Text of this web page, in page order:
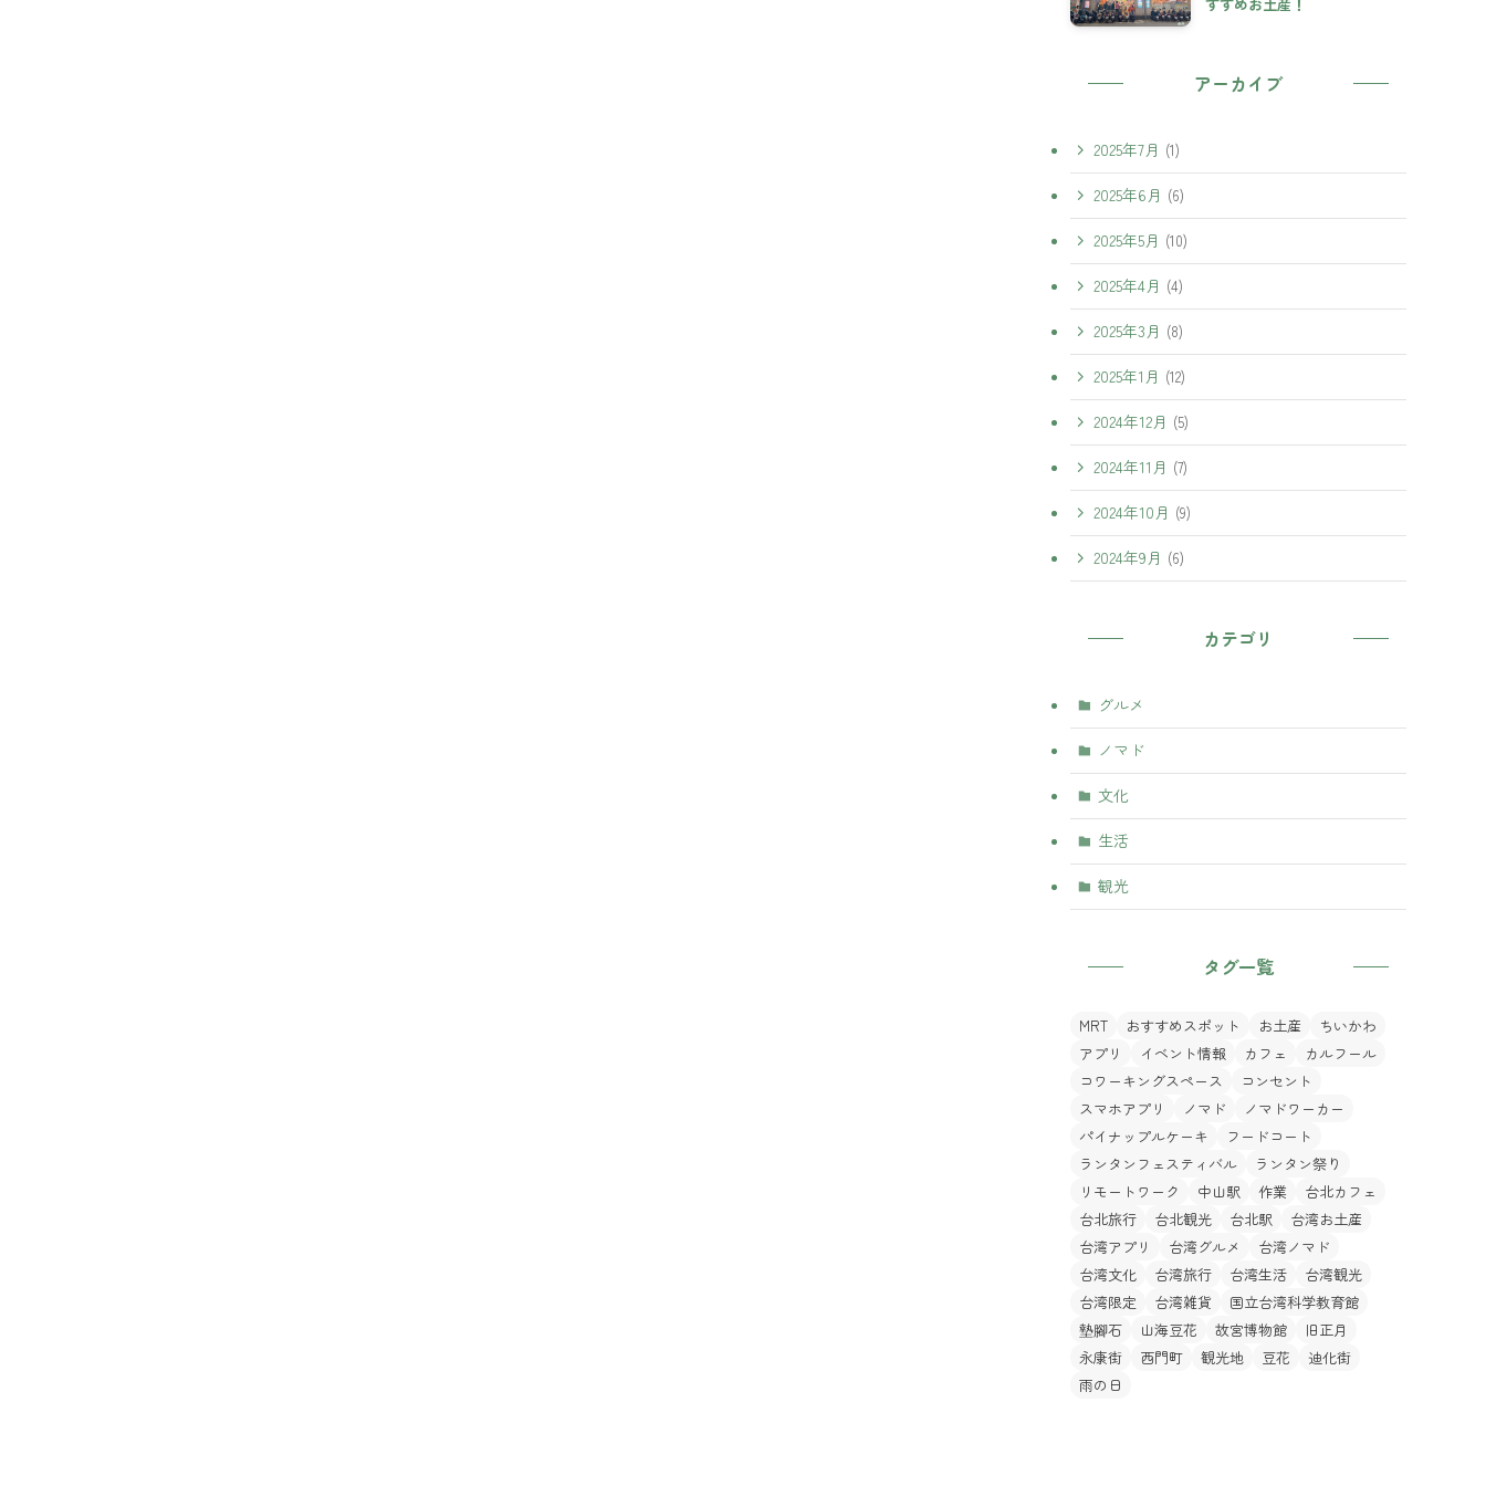
アーカイブ
2025年7月 (1)
2025年6月 (6)
2025年5月 (10)
2025年4月 (4)
2025年3月 (8)
2025年1月 (12)
2024年12月 (5)
2024年11月 (7)
2024年10月 (9)
2024年9月 (6)
カテゴリ
グルメ
ノマド
文化
生活
観光
タグ一覧
MRT おすすめスポット お土産
ちいかわ
アプリ
イベント情報 カフェ
カルフール
コワーキングスペース
コンセント
スマホアプリ
ノマド
ノマドワーカー
パイナップルケーキ
フードコート
ランタンフェスティバル
ランタン祭り
リモートワーク
中山駅 作業
台北カフェ
台北旅行
台北観光 台北駅
台湾お土産
台湾アプリ
台湾グルメ
台湾ノマド
台湾文化
台湾旅行 台湾生活
台湾観光
台湾限定
台湾雑貨
国立台湾科学教育館
墊腳石
山海豆花 故宮博物館
旧正月
永康街
西門町 観光地 豆花
迪化街
雨の日